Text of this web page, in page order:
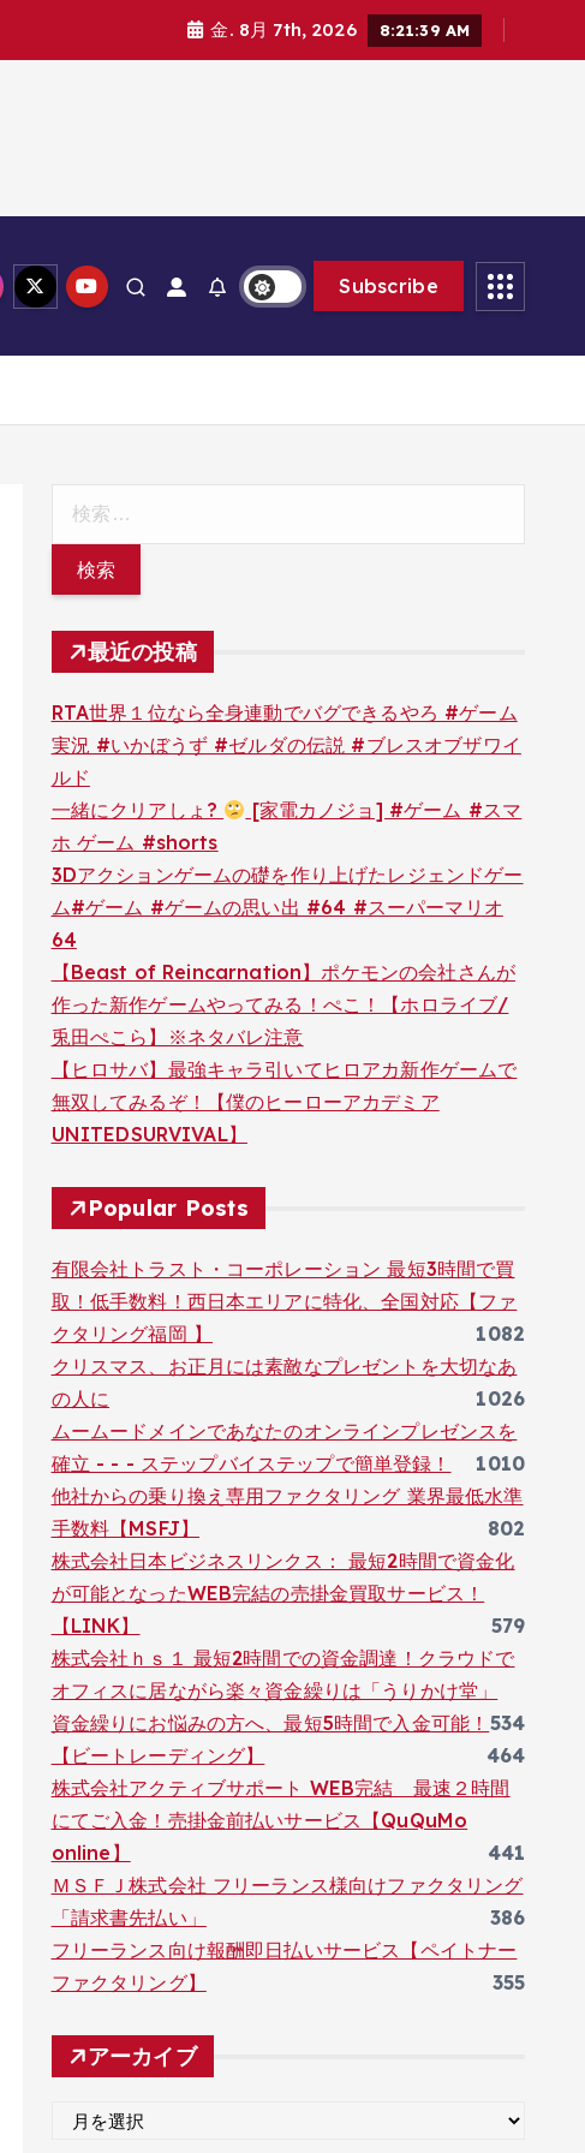
金. 8月 7th, 2026 8:21:40 AM
Subscribe
最近の投稿
RTA世界１位なら全身連動でバグできるやろ #ゲーム
実況 #いかぼうず #ゼルダの伝説 #ブレスオブザワイ
ルド
一緒にクリアしょ?
[家電カノジョ] #ゲーム #スマ
ホ ゲーム #shorts
3Dアクションゲームの礎を作り上げたレジェンドゲー
ム#ゲーム #ゲームの思い出 #64 #スーパーマリオ
64
【Beast of Reincarnation】ポケモンの会社さんが
作った新作ゲームやってみる！ぺこ！【ホロライブ/
兎田ぺこら】※ネタバレ注意
【ヒロサバ】最強キャラ引いてヒロアカ新作ゲームで
無双してみるぞ！【僕のヒーローアカデミア
UNITEDSURVIVAL】
Popular Posts
有限会社トラスト・コーポレーション 最短3時間で買
取！低手数料！西日本エリアに特化、全国対応【ファ
クタリング福岡 】
1082
クリスマス、お正月には素敵なプレゼントを大切なあ
の人に
1026
ムームードメインであなたのオンラインプレゼンスを
確立 - - - ステップバイステップで簡単登録！
1010
他社からの乗り換え専用ファクタリング 業界最低水準
手数料【MSFJ】
802
株式会社日本ビジネスリンクス： 最短2時間で資金化
が可能となったWEB完結の売掛金買取サービス！
【LINK】
579
株式会社ｈｓ１ 最短2時間での資金調達！クラウドで
オフィスに居ながら楽々資金繰りは「うりかけ堂」
534
資金繰りにお悩みの方へ、最短5時間で入金可能！
【ビートレーディング】
464
株式会社アクティブサポート WEB完結 最速２時間
にてご入金！売掛金前払いサービス【QuQuMo
online】
441
ＭＳＦＪ株式会社 フリーランス様向けファクタリング
「請求書先払い」
386
フリーランス向け報酬即日払いサービス【ペイトナー
ファクタリング】
355
アーカイブ